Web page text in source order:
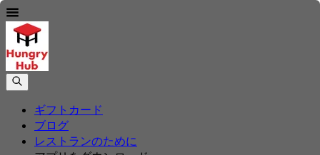
ギフトカード
ブログ
レストランのために